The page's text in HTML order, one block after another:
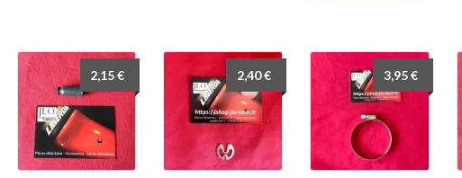
2,15€ 2,40€ 3,95€